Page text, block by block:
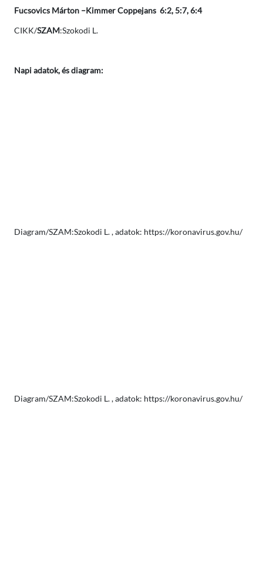
Fucsovics Márton –Kimmer Coppejans 6:2, 5:7, 6:4
CIKK/SZAM:Szokodi L.
Napi adatok, és diagram:
Diagram/SZAM:Szokodi L. , adatok: https://koronavirus.gov.hu/
Diagram/SZAM:Szokodi L. , adatok: https://koronavirus.gov.hu/